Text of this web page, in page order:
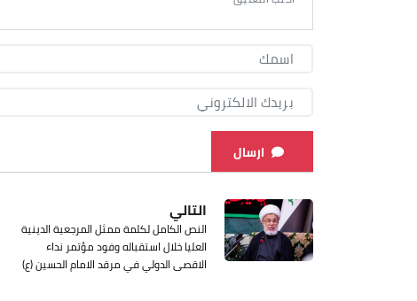
ارسال
التالي
النص الكامل لكلمة ممثل المرجعية الدينية
العليا خلال استقباله وفود مؤتمر نداء
الاقصى الدولي في مرقد الامام الحسين (ع)